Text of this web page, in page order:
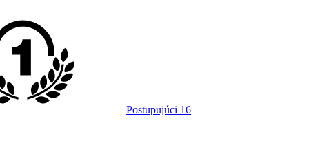
Postupujúci 16